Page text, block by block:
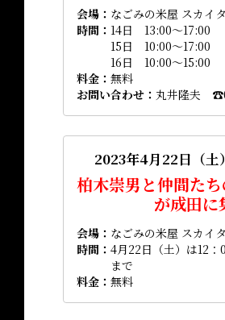
会場
なごみの米屋 スカイ
時間
14日 13:00～17:00
15日 10:00～17:00
16日 10:00～15:00
料金
無料
お問い合わせ
丸井隆夫
2023年4月22日（土
柏木崇男と仲間た
が成田に
会場
なごみの米屋 スカイ
時間
4月22日（土）は12
まで
料金
無料